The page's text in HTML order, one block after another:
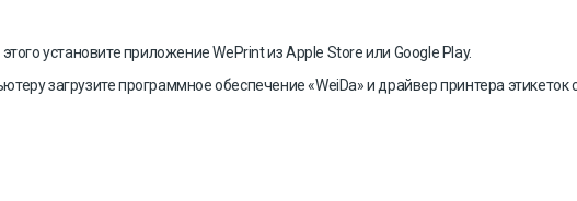
установите приложение WePrint из Apple Store или Google Play.
загрузите программное обеспечение «WeiDa» и драйвер принтера этикеток